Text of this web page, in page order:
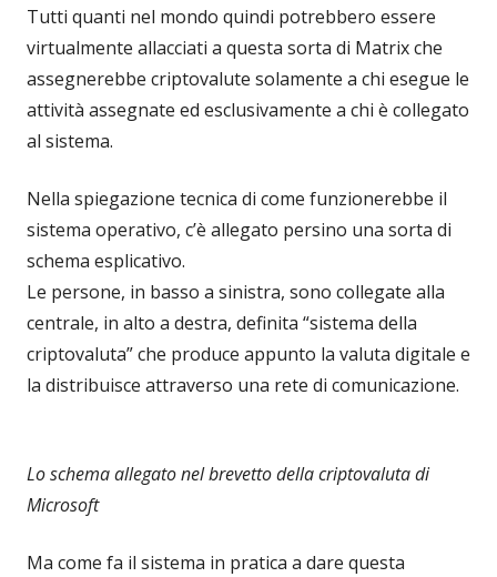
Tutti quanti nel mondo quindi potrebbero essere
virtualmente allacciati a questa sorta di Matrix che
assegnerebbe criptovalute solamente a chi esegue le
attività assegnate ed esclusivamente a chi è collegato
al sistema.
Nella spiegazione tecnica di come funzionerebbe il
sistema operativo, c’è allegato persino una sorta di
schema esplicativo.
Le persone, in basso a sinistra, sono collegate alla
centrale, in alto a destra, definita “sistema della
criptovaluta” che produce appunto la valuta digitale e
la distribuisce attraverso una rete di comunicazione.
Lo schema allegato nel brevetto della criptovaluta di
Microsoft
Ma come fa il sistema in pratica a dare questa